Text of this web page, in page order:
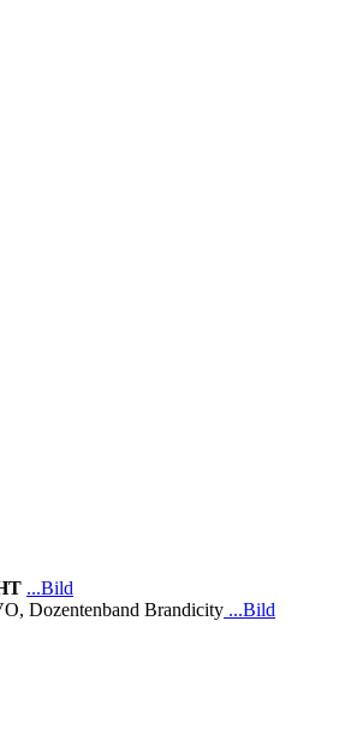
...Bild
Dozentenband Brandicity ...Bild